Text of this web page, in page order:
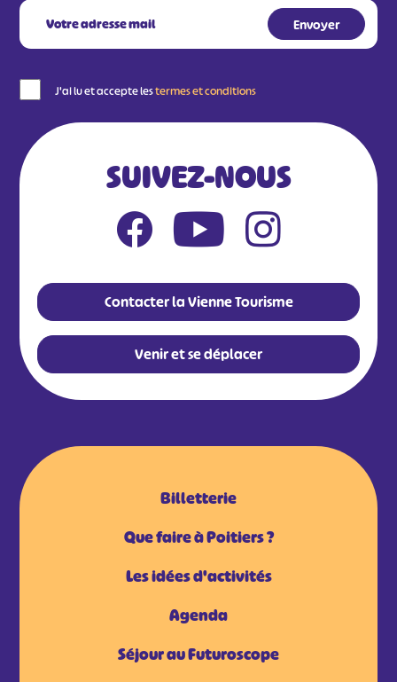
J'ai lu et accepte lestermes et conditions
SUIVEZ-NOUS
Contacter la Vienne Tourisme
Venir et se déplacer
Billetterie
Que faire à Poitiers ?
Les idées d'activités
Agenda
Séjour au Futuroscope